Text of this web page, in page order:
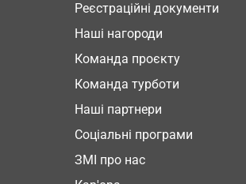
Реєстраційні документи
Наші нагороди
Команда проєкту
Команда турботи
Наші партнери
Соціальні програми
ЗМІ про нас